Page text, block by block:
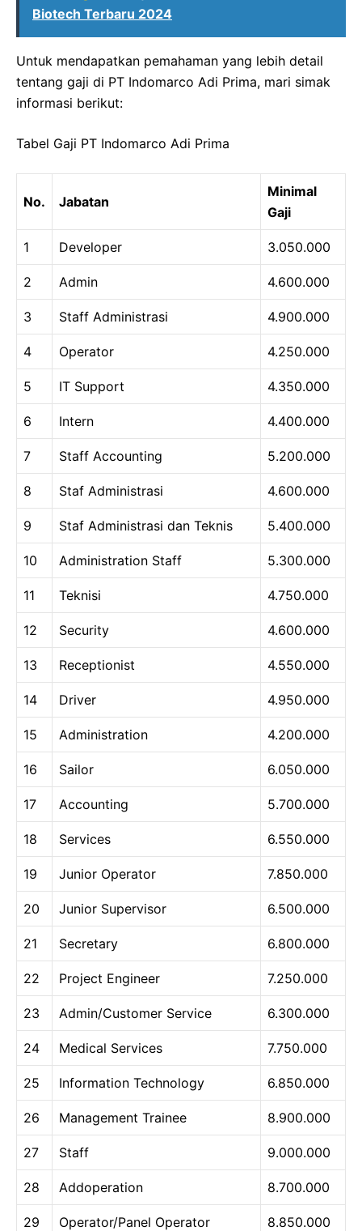
Biotech Terbaru 2024
Untuk mendapatkan pemahaman yang lebih detail
tentang gaji di PT Indomarco Adi Prima, mari simak
informasi berikut:
Tabel Gaji PT Indomarco Adi Prima
No. Jabatan
Minimal
Gaji
1 Developer 3.050.000
2 Admin 4.600.000
3 Staff Administrasi 4.900.000
4 Operator 4.250.000
5 IT Support 4.350.000
6 Intern 4.400.000
7 Staff Accounting 5.200.000
8 Staf Administrasi 4.600.000
9 Staf Administrasi dan Teknis 5.400.000
10 Administration Staff 5.300.000
11 Teknisi 4.750.000
12 Security 4.600.000
13 Receptionist 4.550.000
14 Driver 4.950.000
15 Administration 4.200.000
16 Sailor 6.050.000
17 Accounting 5.700.000
18 Services 6.550.000
19 Junior Operator 7.850.000
20 Junior Supervisor 6.500.000
21 Secretary 6.800.000
22 Project Engineer 7.250.000
23 Admin/Customer Service 6.300.000
24 Medical Services 7.750.000
25 Information Technology 6.850.000
26 Management Trainee 8.900.000
27 Staff 9.000.000
28 Addoperation 8.700.000
29 Operator/Panel Operator 8.850.000